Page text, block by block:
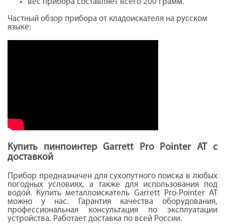
Частный обзор прибора от кладоискателя на русском
языке:
Купить пинпоинтер Garrett Pro Pointer AT с
доставкой
Прибор предназначен для сухопутного поиска в любых
погодных условиях, а также для использования под
водой. Купить металлоискатель Garrett Pro-Pointer AT
можно у нас. Гарантия качества оборудования,
профессиональная консультация по эксплуатации
устройства. Работает доставка по всей России.